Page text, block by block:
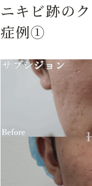
ニキビ跡の
症例①